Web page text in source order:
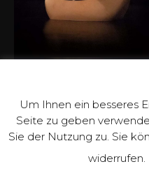
Um Ihnen ein besseres
Seite zu geben
Sie der Nutzung zu. Sie
widerrufen.